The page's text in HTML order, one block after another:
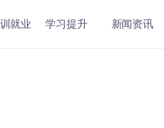
就业 学习提升 新闻资讯